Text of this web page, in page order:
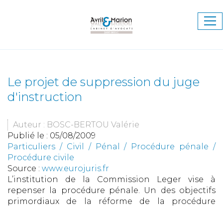
Le projet de suppression du juge
d'instruction
Auteur : BOSC-BERTOU Valérie
Publié le : 05/08/2009
Particuliers / Civil / Pénal / Procédure pénale /
Procédure civile
Source : www.eurojuris.fr
L’institution de la Commission Leger vise à
repenser la procédure pénale. Un des objectifs
primordiaux de la réforme de la procédure